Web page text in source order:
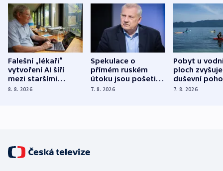
Falešní „lékaři“
vytvoření AI šíří
mezi staršími
Poláky nebezpečné
8. 8. 2026
Spekulace o
přímém ruském
útoku jsou pošetilé,
míní estonský
7. 8. 2026
Pobyt u
ploch zvyšuje
duševní
ukázala
7. 8. 2026